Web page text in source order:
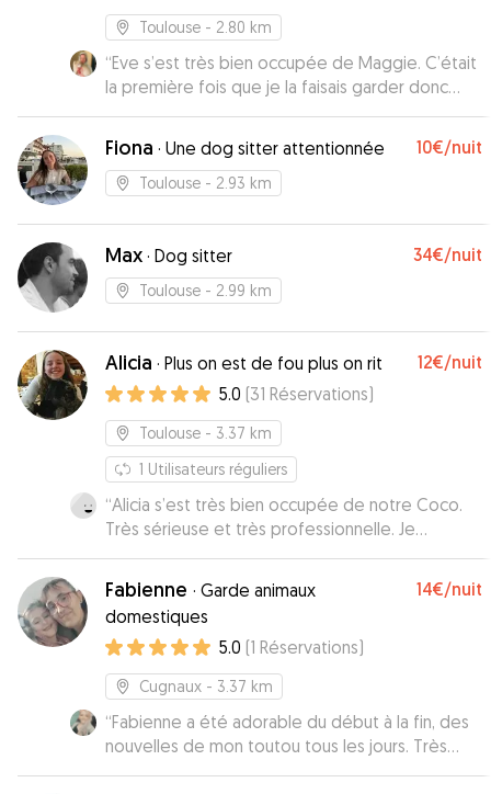
Toulouse - 2.80 km
“Eve s’est très bien occupée de Maggie. C’était
la première fois que je la faisais garder donc
j’étais un peu stressée. Eve m’a envoyé des
nouvelles et des photos à différents moments
de la journée, ça m’a bien rassuré !”
Fiona · Une dog sitter attentionnée 10€/nuit
Toulouse - 2.93 km
Max · Dog sitter 34€/nuit
Toulouse - 2.99 km
Alicia · Plus on est de fou plus on rit 12€/nuit
5.0 (31 Réservations)
Toulouse - 3.37 km
1 Utilisateurs réguliers
“Alicia s’est très bien occupée de notre Coco.
Très sérieuse et très professionnelle. Je
recommande fortement.”
Fabienne · Garde animaux
domestiques
14€/nuit
5.0 (1 Réservations)
Cugnaux - 3.37 km
“Fabienne a été adorable du début à la fin, des
nouvelles de mon toutou tous les jours. Très
arrangeante pour le récupérer et me le